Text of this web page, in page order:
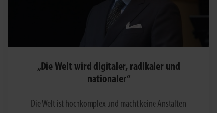
„Die Welt wird digitaler, radikaler und
nationaler“
Die Welt ist hochkomplex und macht keine Anstalten